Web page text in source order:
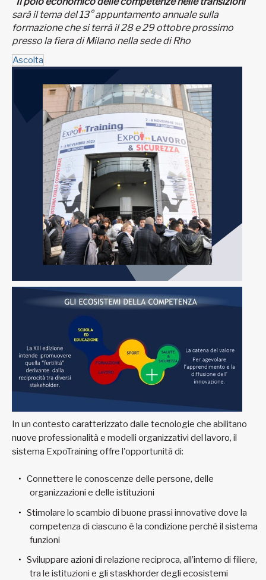
sarà il tema del 13° appuntamento annuale sulla
formazione che si terrà il 28 e 29 ottobre prossimo
presso la fiera di Milano nella sede di Rho
Ascolta
In un contesto caratterizzato dalle tecnologie che abilitano
nuove professionalità e modelli organizzativi del lavoro, il
sistema ExpoTraining offre l'opportunità di:
Connettere le conoscenze delle persone, delle
organizzazioni e delle istituzioni
Stimolare lo scambio di buone prassi innovative dove la
competenza di ciascuno è la condizione perché il sistema
funzioni
Sviluppare azioni di relazione reciproca, all’interno di filiere,
tra le istituzioni e gli staskhorder degli ecosistemi